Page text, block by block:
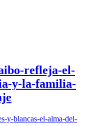
refleja-el-
y-la-familia-